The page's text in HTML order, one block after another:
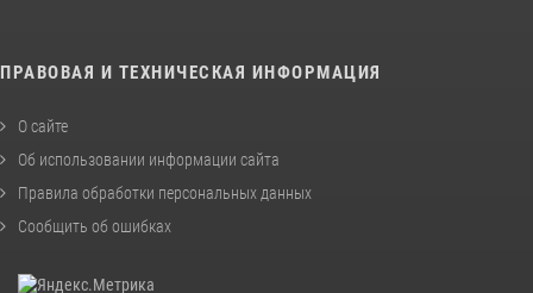
ПРАВОВАЯ И ТЕХНИЧЕСКАЯ ИНФОРМАЦИЯ
О сайте
Об использовании информации сайта
Правила обработки персональных данных
Сообщить об ошибках